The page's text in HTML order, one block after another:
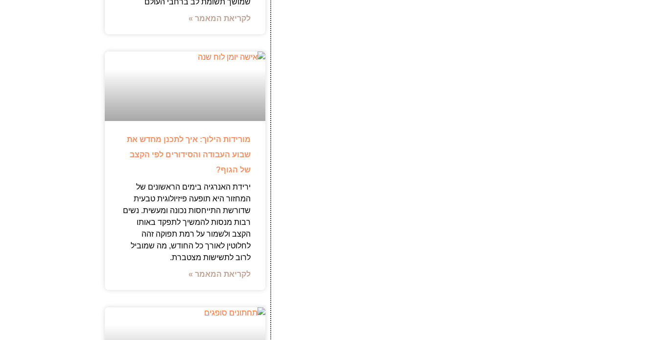
לקריאת המאמר »
מורידות הילוך: איך לתכנן מחדש את
שבוע העבודה והסידורים לפי הקצב
של הגוף?
ירידת האנרגיה בימים הראשונים של
המחזור היא תופעה פיזיולוגית טבעית
שדורשת התייחסות נכונה ומעשית. נשים
רבות מנסות להמשיך לתפקד באותו
הקצב ולשמור על רמת תפוקה זהה
לחלוטין לאורך כל החודש, מה שמוביל
לרוב לתשישות מצטברת.
לקריאת המאמר »